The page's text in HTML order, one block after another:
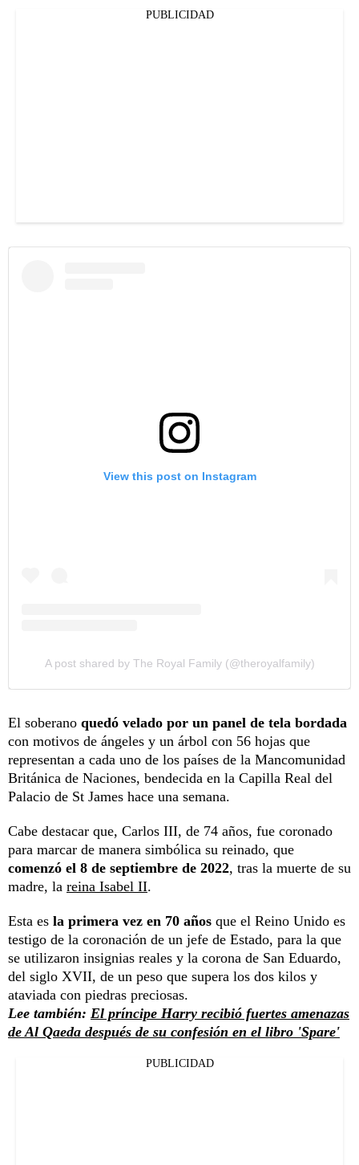
PUBLICIDAD
View this post on Instagram
A post shared by The Royal Family (@theroyalfamily)
El soberano quedó velado por un panel de tela bordada
con motivos de ángeles y un árbol con 56 hojas que
representan a cada uno de los países de la Mancomunidad
Británica de Naciones, bendecida en la Capilla Real del
Palacio de St James hace una semana.
Cabe destacar que, Carlos III, de 74 años, fue coronado
para marcar de manera simbólica su reinado, que
comenzó el 8 de septiembre de 2022, tras la muerte de su
madre, la reina Isabel II.
Esta es la primera vez en 70 años que el Reino Unido es
testigo de la coronación de un jefe de Estado, para la que
se utilizaron insignias reales y la corona de San Eduardo,
del siglo XVII, de un peso que supera los dos kilos y
ataviada con piedras preciosas.
Lee también: El príncipe Harry recibió fuertes amenazas
de Al Qaeda después de su confesión en el libro 'Spare'
PUBLICIDAD